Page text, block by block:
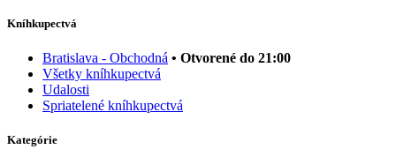
Kníhkupectvá
Bratislava - Obchodná • Otvorené do 21:00
Všetky kníhkupectvá
Udalosti
Spriatelené kníhkupectvá
Kategórie